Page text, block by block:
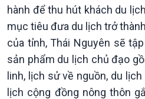
Kinh tế
Tin Kinh tế
Trước giờ mở cửa
Dòng chảy Kinh tế
hành để thu hút khách du
mục tiêu đưa du lịch trở
của tỉnh, Thái Nguyên sẽ
sản phẩm du lịch chủ đạo
linh, lịch sử về nguồn, du
lịch cộng đồng nông thôn